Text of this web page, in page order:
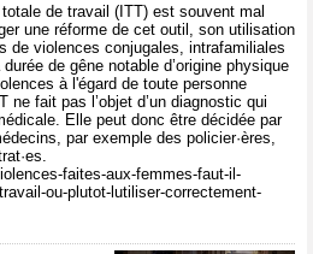
de travail (ITT) est souvent mal
une réforme de cet outil, son utilisation
de violences conjugales, intrafamiliales
de gêne notable d’origine physique
à l'égard de toute personne
ne fait pas l’objet d’un diagnostic qui
Elle peut donc être décidée par
par exemple des policier·ères,
faites-aux-femmes-faut-il-
ou-plutot-lutiliser-correctement-